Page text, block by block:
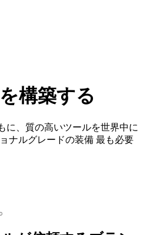
構築する
に、質の高いツールを世界中に
ナルグレードの装備 最も必要